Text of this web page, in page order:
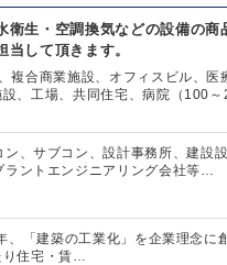
衛生・空調換気などの設備の商
当して頂きます。
複合商業施設、オフィスビル、医
、工場、共同住宅、病院（100
ン、サブコン、設計事務所、建設
ラントエンジニアリング会社等…
、「建築の工業化」を企業理念に
り住宅・賃…